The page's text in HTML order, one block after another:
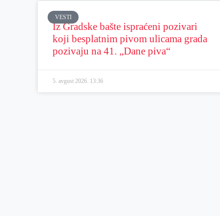
VESTI
Iz Gradske bašte ispraćeni pozivari
koji besplatnim pivom ulicama grada
pozivaju na 41. „Dane piva“
5. avgust 2026. 13:36